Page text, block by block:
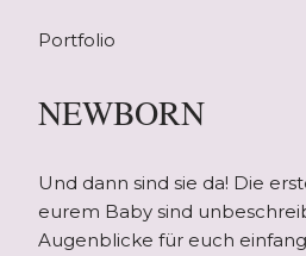
Portfolio
NEWBORN
Und dann sind sie da! Die
eurem Baby sind
Augenblicke für euch